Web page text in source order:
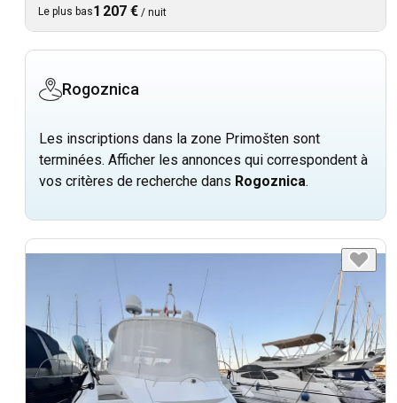
Le plus bas1 207 € / nuit
Rogoznica
Les inscriptions dans la zone Primošten sont
terminées. Afficher les annonces qui correspondent à
vos critères de recherche dans Rogoznica.